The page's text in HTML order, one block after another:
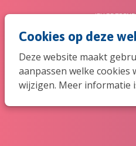
Cookies op deze
Deze website maakt
aanpassen welke
wijzigen. Meer informatie